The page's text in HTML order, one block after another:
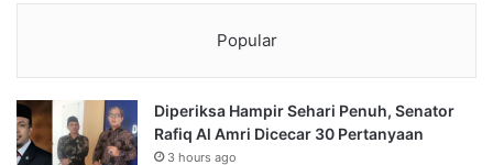
Popular
Diperiksa Hampir Sehari Penuh, Senator
Rafiq Al Amri Dicecar 30 Pertanyaan
3 hours ago